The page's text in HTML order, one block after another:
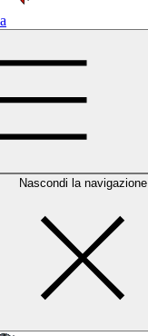
Nascondi la navigazione